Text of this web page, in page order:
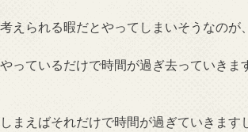
えられる暇だとやってしまいそうなのが
っているだけで時間が過ぎ去っていき
まえばそれだけで時間が過ぎていきます